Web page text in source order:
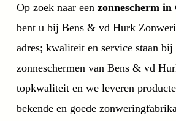
Op zoek naar een zonnescherm in
bent u bij Bens & vd Hurk
adres; kwaliteit en service staan
zonneschermen van Bens & vd
topkwaliteit en we leveren
bekende en goede